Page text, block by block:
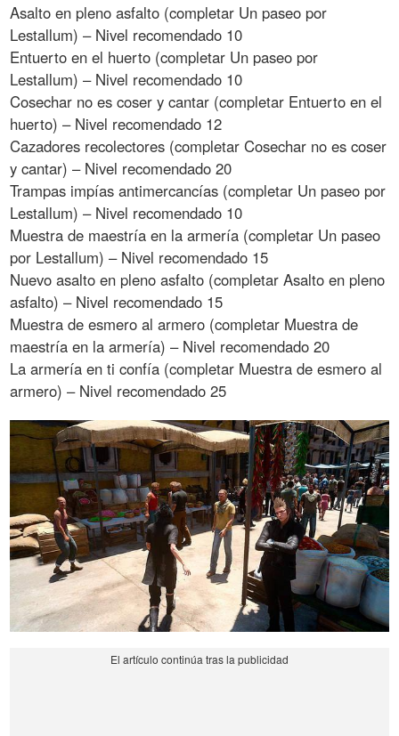
Asalto en pleno asfalto (completar Un paseo por
Lestallum) – Nivel recomendado 10
Entuerto en el huerto (completar Un paseo por
Lestallum) – Nivel recomendado 10
Cosechar no es coser y cantar (completar Entuerto en el
huerto) – Nivel recomendado 12
Cazadores recolectores (completar Cosechar no es coser
y cantar) – Nivel recomendado 20
Trampas impías antimercancías (completar Un paseo por
Lestallum) – Nivel recomendado 10
Muestra de maestría en la armería (completar Un paseo
por Lestallum) – Nivel recomendado 15
Nuevo asalto en pleno asfalto (completar Asalto en pleno
asfalto) – Nivel recomendado 15
Muestra de esmero al armero (completar Muestra de
maestría en la armería) – Nivel recomendado 20
La armería en ti confía (completar Muestra de esmero al
armero) – Nivel recomendado 25